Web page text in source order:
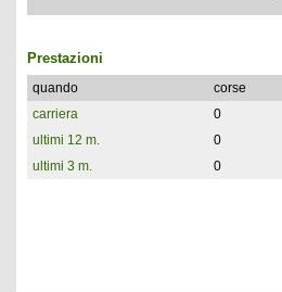
Prestazioni
quando corse
carriera
0
ultimi 12 m.
0
ultimi 3 m.
0